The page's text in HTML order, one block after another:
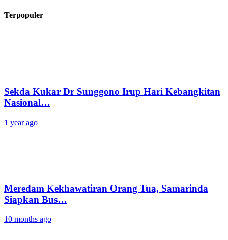
Terpopuler
Sekda Kukar Dr Sunggono Irup Hari Kebangkitan
Nasional…
1 year ago
Meredam Kekhawatiran Orang Tua, Samarinda
Siapkan Bus…
10 months ago